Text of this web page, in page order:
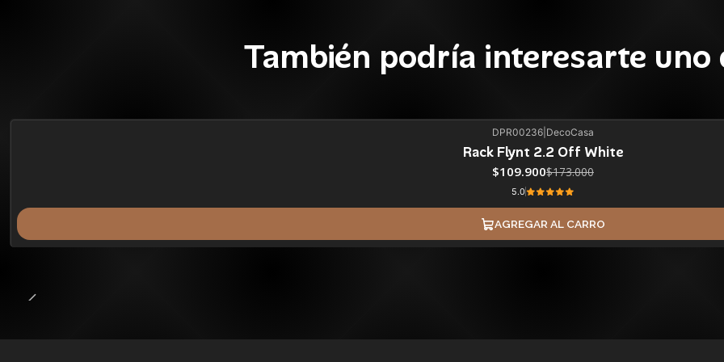
También podría interesarte uno
DPR00236 DecoCasa
Rack Flynt 2.2 Off White
$109.900$173.000
5.0
AGREGAR AL CARRO